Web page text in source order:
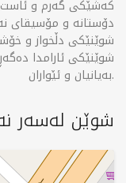
کەشێکی گەرم و ئاست
دۆستانە و مۆسیقای
شوێنێکی دڵخواز و
شوێنێکی ئارامدا
بەیانیان و ئێواران.
شوێن لەسەر